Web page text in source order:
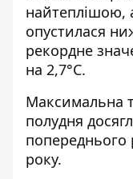
найтеплішою,
опустилася
рекордне
на 2,7°С.
Максимальна
полудня
попереднього
року.